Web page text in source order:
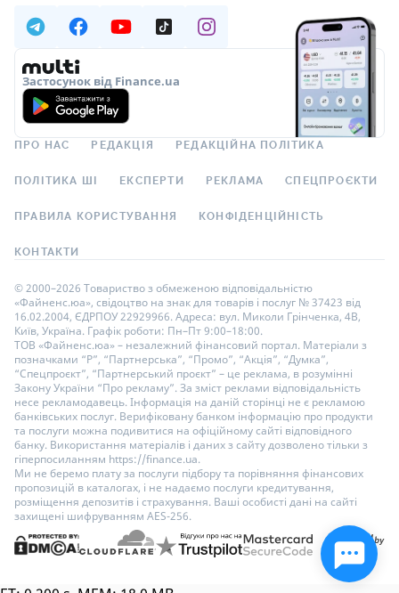
Застосунок від Finance.ua
ПРО НАС РЕДАКЦІЯ РЕДАКЦІЙНА ПОЛІТИКА
ПОЛІТИКА ШІ ЕКСПЕРТИ РЕКЛАМА СПЕЦПРОЄКТИ
ПРАВИЛА КОРИСТУВАННЯ КОНФІДЕНЦІЙНІСТЬ
КОНТАКТИ
© 2000–2026 Товариство з обмеженою відповідальністю
«Файненс.юа», свідоцтво на знак для товарів і послуг № 37423 від
16.02.2004, ЄДРПОУ 22929966. Адреса: вул. Миколи Грінченка, 4В,
Київ, Україна. Графік роботи: Пн–Пт 9:00–18:00.
ТОВ «Файненс.юа» – незалежний фінансовий портал. Матеріали з
позначками “Р”, “Партнерська”, “Промо”, “Акція”, “Думка”,
“Спецпроєкт”, “Партнерський проєкт” – це реклама, в розумінні
Закону України “Про рекламу”. За зміст реклами відповідальність
несе рекламодавець. Інформація на даній сторінці не є рекламою
банківських послуг. Верифіковану банком інформацію про продукти
та послуги можна подивитися на офіційному сайті відповідного
банку. Використання матеріалів і даних з сайту дозволено тільки з
гіперпосиланням https://finance.ua.
Ми не беремо плату за послуги підбору та порівняння фінансових
пропозицій в каталогах, і не надаємо послуги кредитування,
розміщення депозитів і страхування. Ваші особисті дані на сайті
захищені шифруванням AES-256.